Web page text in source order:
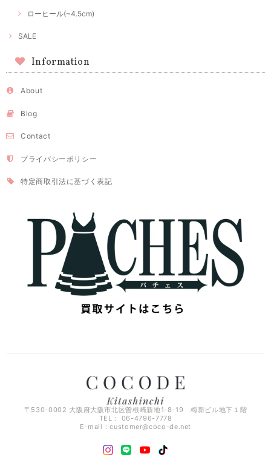
ローヒール(~4.5cm)
SALE
Information
About
Blog
Contact
プライバシーポリシー
特定商取引法に基づく表記
〒530-0002 大阪府大阪市北区曽根崎新地1-8-19 梅新ビル地下１階
TEL： 06-4796-7778
E-mail：customer@coco-de.net